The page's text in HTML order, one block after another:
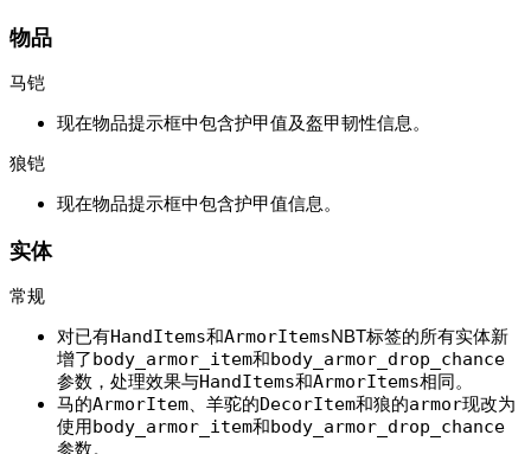
物品
马铠
现在物品提示框中包含护甲值及盔甲韧性信息。
狼铠
现在物品提示框中包含护甲值信息。
实体
常规
对已有HandItems和ArmorItemsNBT标签的所有实体新
增了 body_armor_item和body_armor_drop_chance
参数，处理效果与HandItems和ArmorItems相同。
马的ArmorItem、羊驼的DecorItem和狼的armor现改为
使用body_armor_item和body_armor_drop_chance
参数。